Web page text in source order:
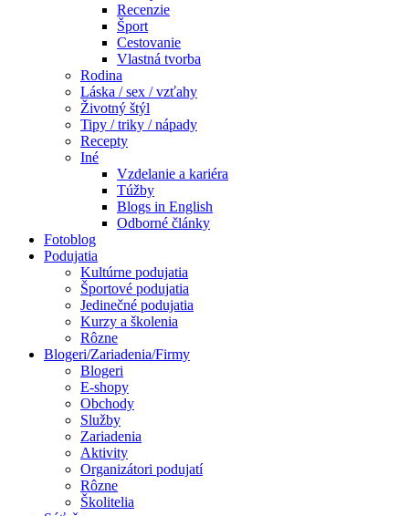
Recenzie
Šport
Cestovanie
Vlastná tvorba
Rodina
Láska / sex / vzťahy
Životný štýl
Tipy / triky / nápady
Recepty
Iné
Vzdelanie a kariéra
Túžby
Blogs in English
Odborné články
Fotoblog
Podujatia
Kultúrne podujatia
Športové podujatia
Jedinečné podujatia
Kurzy a školenia
Rôzne
Blogeri/Zariadenia/Firmy
Blogeri
E-shopy
Obchody
Služby
Zariadenia
Aktivity
Organizátori podujatí
Rôzne
Školitelia